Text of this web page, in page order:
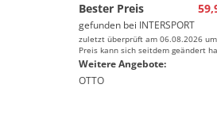
Bester Preis
gefunden bei INTERSPORT
zuletzt überprüft am 06.08.2026
Preis kann sich seitdem geändert
Weitere Angebote:
OTTO